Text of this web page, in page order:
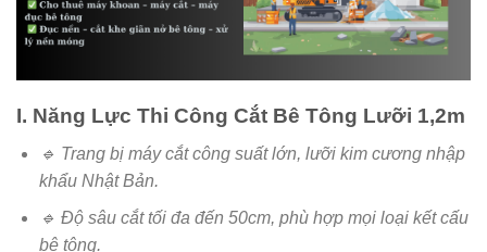
I. Năng Lực Thi Công Cắt Bê Tông Lưỡi 1,2m
🔹 Trang bị máy cắt công suất lớn, lưỡi kim cương nhập
khẩu Nhật Bản.
🔹 Độ sâu cắt tối đa đến 50cm, phù hợp mọi loại kết cấu
bê tông.